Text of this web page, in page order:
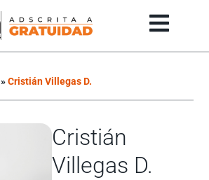
»Cristián Villegas D.
Cristián
Villegas D.